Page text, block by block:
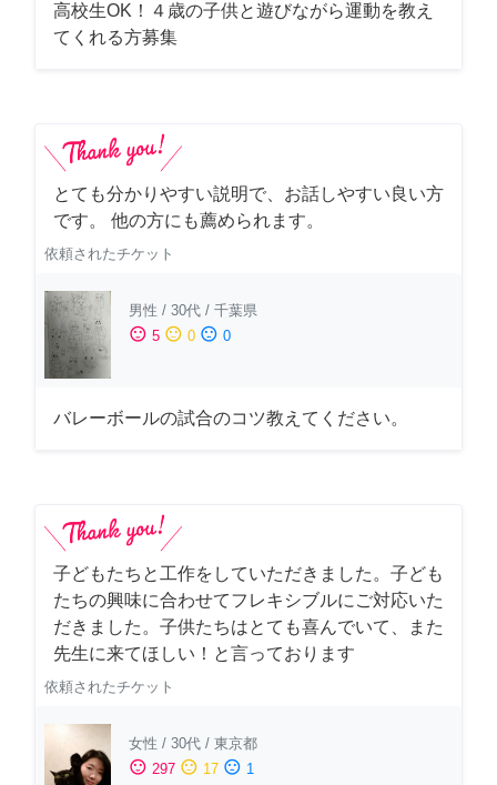
高校生OK！４歳の子供と遊びながら運動を教え
てくれる方募集
とても分かりやすい説明で、お話しやすい良い方
です。 他の方にも薦められます。
依頼されたチケット
男性 / 30代 / 千葉県
sentiment_satisfied 5 sentiment_neutral 0 sentiment_dissatisfied 0
バレーボールの試合のコツ教えてください。
子どもたちと工作をしていただきました。子ども
たちの興味に合わせてフレキシブルにご対応いた
だきました。子供たちはとても喜んでいて、また
先生に来てほしい！と言っております
依頼されたチケット
女性 / 30代 / 東京都
sentiment_satisfied 297 sentiment_neutral 17 sentiment_dissatisfied 1